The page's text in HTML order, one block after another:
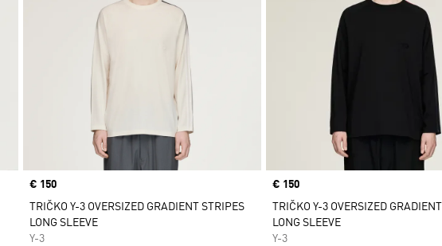
Price
€ 150
TRIČKO Y-3 OVERSIZED GRADIENT STRIPES
LONG SLEEVE
Y-3
Price
€ 150
TRIČKO Y-3 OVERSIZED
LONG SLEEVE
Y-3